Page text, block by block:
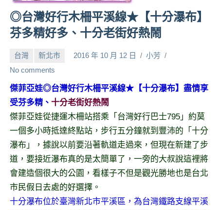
賓、
News
金
號
節
班
底、
外
目
主
持、
吳
哥
◎台灣好行木柵平溪線★【十分瀑布】
芬多精好多、十分老街好熱鬧
台灣 新北市 2016 年 10 月 12 日
小芳
No comments
傑菲亞娃◎台灣好行木柵平溪線★【十分瀑布】盡情享
受芬多精、 十分老街好熱鬧
傑菲亞娃從捷運木柵站搭乘「台灣好行巴士795」約莫
一個多小時抵達終點站，步行五分鐘就到豐沛的「十分
瀑布」，據說以前要沿著軌道走過來，但現在新建了步
道，要接近瀑布真的是太簡單了，一旁的大叔說這裡將
會建造個很大的公園，看樣子不但是觀光勝地也是台北
市民假日去處的好選擇。
十分瀑布位於臺灣新北市平溪區，為台灣鐵路支線平溪